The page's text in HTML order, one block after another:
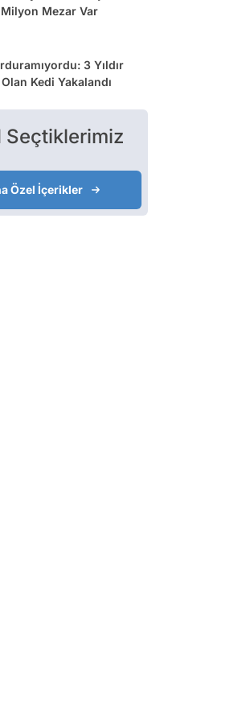
Milyon Mezar Var
3 Yıldır
Kedi Yakalandı
Seçtiklerimiz
Özel İçerikler